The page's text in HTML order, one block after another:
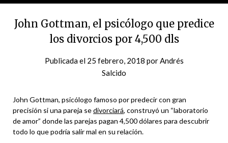
John Gottman, el psicólogo que predice
los divorcios por 4,500 dls
Publicada el 25 febrero, 2018 porAndrés
Salcido
John Gottman, psicólogo famoso por predecir con gran
precisión si una pareja sedivorciará, construyó un “laboratorio
de amor” donde las parejas pagan 4,500 dólares para descubrir
todo lo que podría salir mal en su relación.